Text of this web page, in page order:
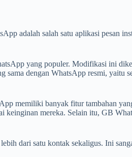
adalah salah satu aplikasi pesan
yang populer. Modifikasi ini
dengan WhatsApp resmi, yaitu
memiliki banyak fitur tambahan
keinginan mereka. Selain itu, GB
dari satu kontak sekaligus. Ini